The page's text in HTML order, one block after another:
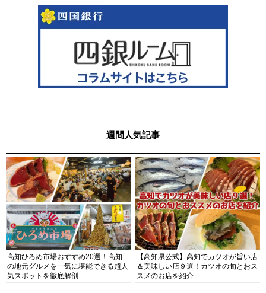
週間人気記事
高知ひろめ市場おすすめ20選！高知
の地元グルメを一気に堪能できる超人
気スポットを徹底解剖
【高知県公式】高知でカツオが旨い店
＆美味しい店９選！カツオの旬とおス
スメのお店を紹介